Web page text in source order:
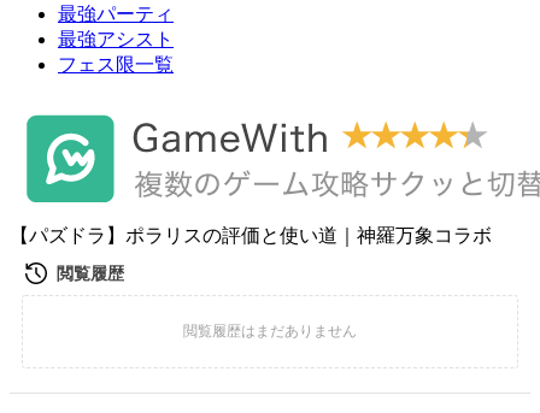
最強パーティ
最強アシスト
フェス限一覧
【パズドラ】ポラリスの評価と使い道｜神羅万象コラボ